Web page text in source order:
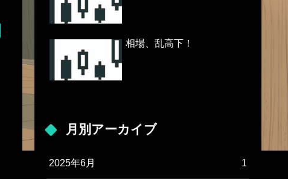
相場、乱高下！
月別アーカイブ
2025年6月 1